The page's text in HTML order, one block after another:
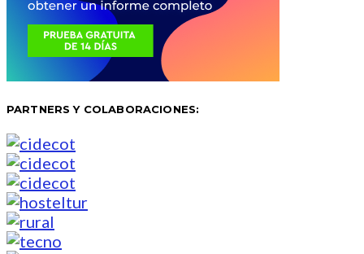
PARTNERS Y COLABORACIONES: